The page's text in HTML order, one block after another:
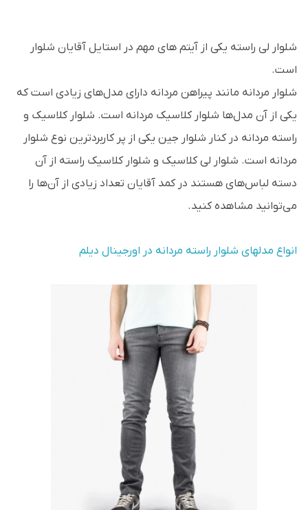
شلوار لی راسته یکی از آیتم های مهم در استایل آقایان شلوار
است.
شلوار مردانه مانند پیراهن مردانه دارای مدل‌های زیادی است که
یکی از آن مدل‌ها شلوار کلاسیک مردانه است. شلوار کلاسیک و
راسته مردانه در کنار شلوار جین یکی از پر کاربردترین نوع شلوار
مردانه است. شلوار لی کلاسیک و شلوار کلاسیک راسته از آن
دسته لباس‌های هستند در کمد آقایان تعداد زیادی از آن‌ها را
می‌توانید مشاهده کنید.
انواع مدلهای شلوار راسته مردانه در اورجینال دیلم